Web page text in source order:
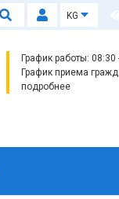
KG
График работы: 08:30
График приема
подробнее